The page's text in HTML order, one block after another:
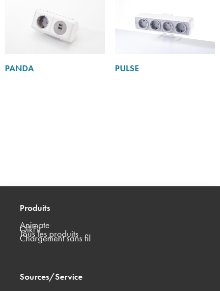
PANDA PULSE
Produits
Animate
QikFit
Tous les produits
Chargement sans fil
Sources/Service